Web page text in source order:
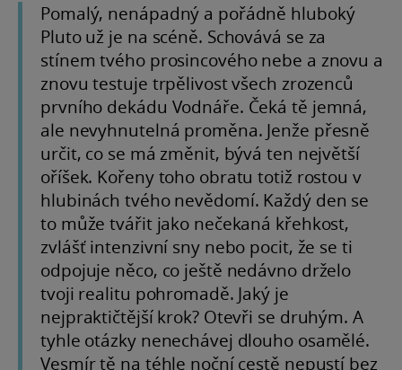
Pomalý, nenápadný a pořádně hluboký
Pluto už je na scéně. Schovává se za
stínem tvého prosincového nebe a znovu a
znovu testuje trpělivost všech zrozenců
prvního dekádu Vodnáře. Čeká tě jemná,
ale nevyhnutelná proměna. Jenže přesně
určit, co se má změnit, bývá ten největší
oříšek. Kořeny toho obratu totiž rostou v
hlubinách tvého nevědomí. Každý den se
to může tvářit jako nečekaná křehkost,
zvlášť intenzivní sny nebo pocit, že se ti
odpojuje něco, co ještě nedávno drželo
tvoji realitu pohromadě. Jaký je
nejpraktičtější krok? Otevři se druhým. A
tyhle otázky nenechávej dlouho osamělé.
Vesmír tě na téhle noční cestě nepustí bez